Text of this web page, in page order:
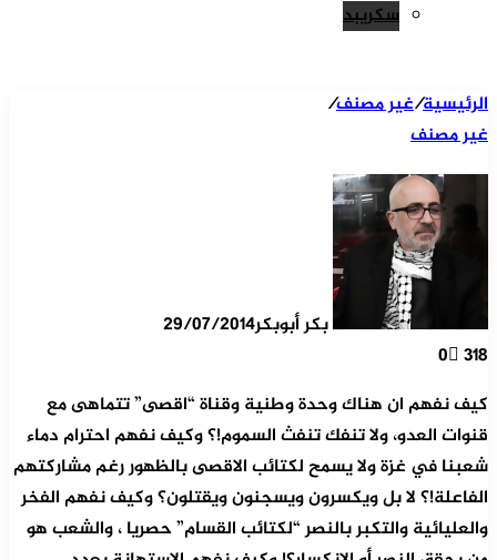
سكريبد
الرئيسية/غير مصنف/
غير مصنف
بكر أبوبكر29/07/2014
0 318
كيف نفهم ان هناك وحدة وطنية وقناة “اقصى” تتماهى مع
قنوات العدو، ولا تنفك تنفث السموم!؟ وكيف نفهم احترام دماء
شعبنا في غزة ولا يسمح لكتائب الاقصى بالظهور رغم مشاركتهم
الفاعلة!؟ لا بل ويكسرون ويسجنون ويقتلون؟ وكيف نفهم الفخر
والعليائية والتكبر بالنصر “لكتائب القسام” حصريا ، والشعب هو